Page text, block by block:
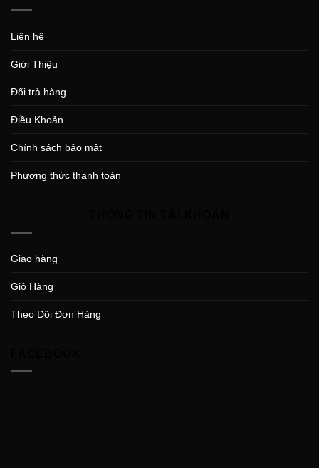
Liên hệ
Giới Thiệu
Đổi trả hàng
Điều Khoản
Chính sách bảo mật
Phương thức thanh toán
Giao hàng
Giỏ Hàng
Theo Dõi Đơn Hàng